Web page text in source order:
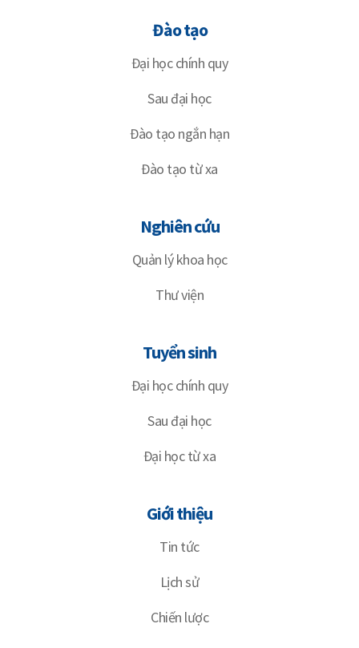
Đào tạo
Đại học chính quy
Sau đại học
Đào tạo ngắn hạn
Đào tạo từ xa
Nghiên cứu
Quản lý khoa học
Thư viện
Tuyển sinh
Đại học chính quy
Sau đại học
Đại học từ xa
Giới thiệu
Tin tức
Lịch sử
Chiến lược